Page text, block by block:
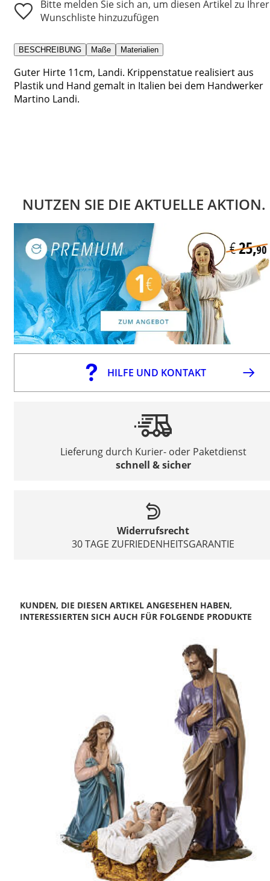
Bitte melden Sie sich an, um diesen Artikel zu Ihrer
Wunschliste hinzuzufügen
BESCHREIBUNG Maße Materialien
Guter Hirte 11cm, Landi. Krippenstatue realisiert aus
Plastik und Hand gemalt in Italien bei dem Handwerker
Martino Landi.
NUTZEN SIE DIE AKTUELLE AKTION.
HILFE UND KONTAKT
Lieferung durch Kurier- oder Paketdienst
schnell & sicher
Widerrufsrecht
30 TAGE ZUFRIEDENHEITSGARANTIE
KUNDEN, DIE DIESEN ARTIKEL ANGESEHEN HABEN,
INTERESSIERTEN SICH AUCH FÜR FOLGENDE PRODUKTE